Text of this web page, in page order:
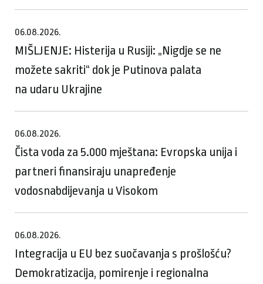
06.08.2026.
MIŠLJENJE: Histerija u Rusiji: „Nigdje se ne
možete sakriti“ dok je Putinova palata
na udaru Ukrajine
06.08.2026.
Čista voda za 5.000 mještana: Evropska unija i
partneri finansiraju unapređenje
vodosnabdijevanja u Visokom
06.08.2026.
Integracija u EU bez suočavanja s prošlošću?
Demokratizacija, pomirenje i regionalna